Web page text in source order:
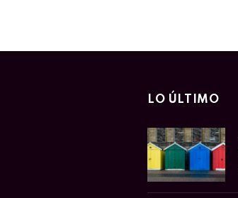
LO ÚLTIMO